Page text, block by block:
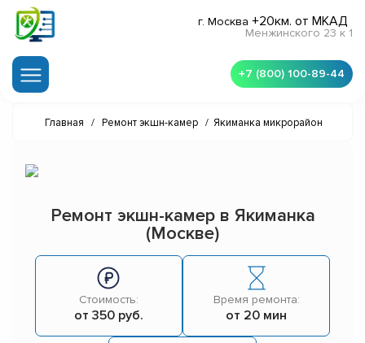
г. Москва +20км. от МКАД
Менжинского 23 к 1
+7 (800) 100-89-44
Главная / Ремонт экшн-камер / Якиманка микрорайон
Ремонт экшн-камер в Якиманка
(Москве)
Стоимость:
от 350 руб.
Время ремонта:
от 20 мин